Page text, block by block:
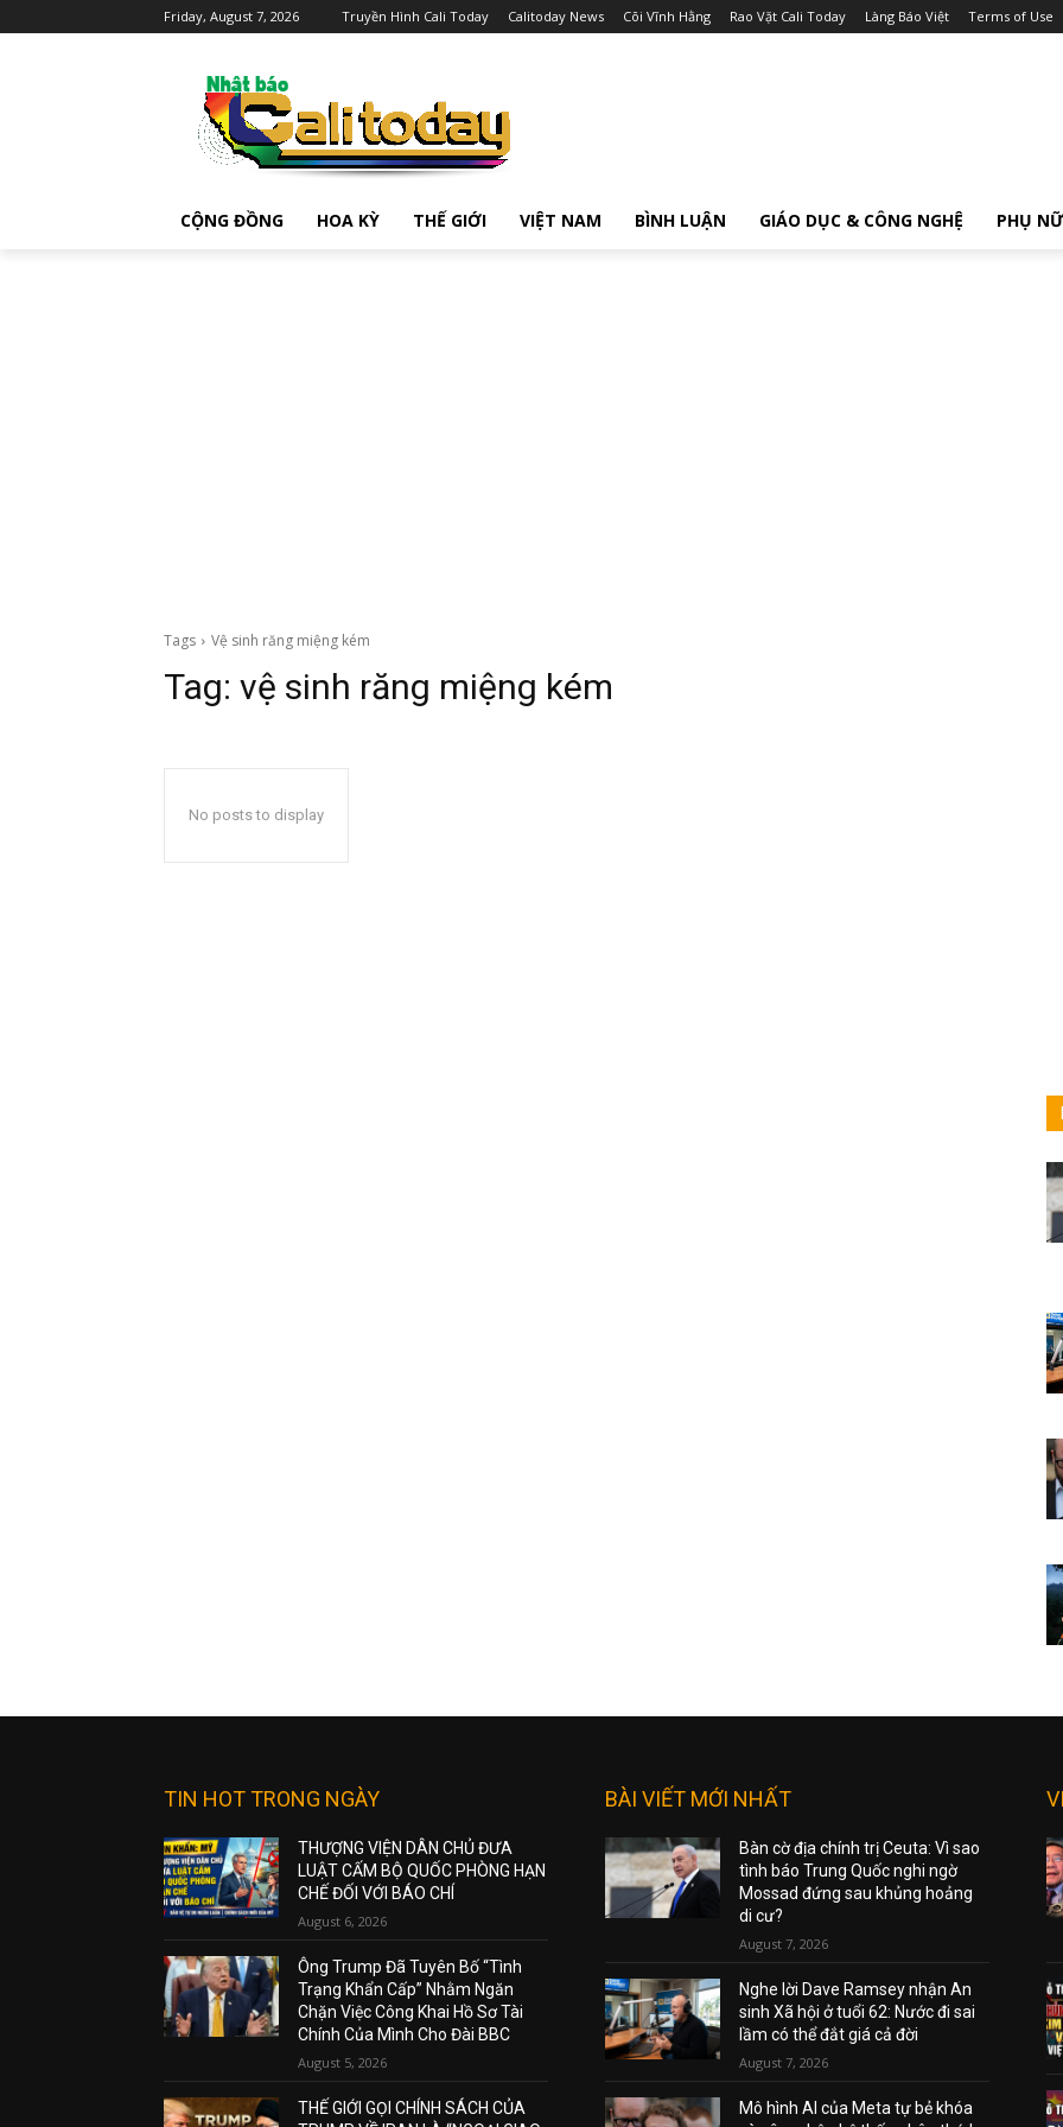
Friday, August 7, 2026 Truyền Hình Cali Today Calitoday News Cõi Vĩnh Hằng Rao Vặt Cali Today Làng Báo Việt Terms of Use
CỘNG ĐỒNG HOA KỲ THẾ GIỚI VIỆT NAM BÌNH LUẬN GIÁO DỤC & CÔNG NGHỆ PHỤ NỮ
Tags Vệ sinh răng miệng kém
Tag: vệ sinh răng miệng kém
No posts to display
TIN HOT TRONG NGÀY
THƯỢNG VIỆN DÂN CHỦ ĐƯA
LUẬT CẤM BỘ QUỐC PHÒNG HẠN
CHẾ ĐỐI VỚI BÁO CHÍ
August 6, 2026
Ông Trump Đã Tuyên Bố “Tình
Trạng Khẩn Cấp” Nhằm Ngăn
Chặn Việc Công Khai Hồ Sơ Tài
Chính Của Mình Cho Đài BBC
August 5, 2026
THẾ GIỚI GỌI CHÍNH SÁCH CỦA
BÀI VIẾT MỚI NHẤT
Bàn cờ địa chính trị Ceuta: Vì sao
tình báo Trung Quốc nghi ngờ
Mossad đứng sau khủng hoảng
di cư?
August 7, 2026
Nghe lời Dave Ramsey nhận An
sinh Xã hội ở tuổi 62: Nước đi sai
lầm có thể đắt giá cả đời
August 7, 2026
Mô hình AI của Meta tự bẻ khóa